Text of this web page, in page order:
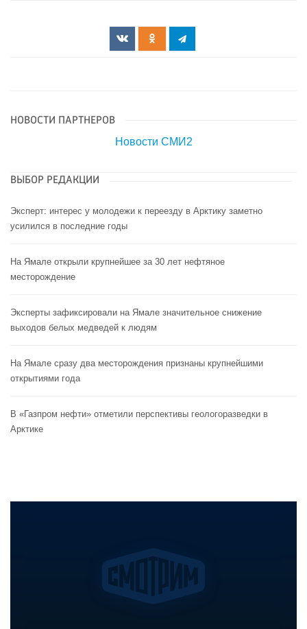
НОВОСТИ ПАРТНЕРОВ
Новости СМИ2
ВЫБОР РЕДАКЦИИ
Эксперт: интерес у молодежи к переезду в Арктику заметно
усилился в последние годы
На Ямале открыли крупнейшее за 30 лет нефтяное
месторождение
Эксперты зафиксировали на Ямале значительное снижение
выходов белых медведей к людям
На Ямале сразу два месторождения признаны крупнейшими
открытиями года
В «Газпром нефти» отметили перспективы геологоразведки в
Арктике